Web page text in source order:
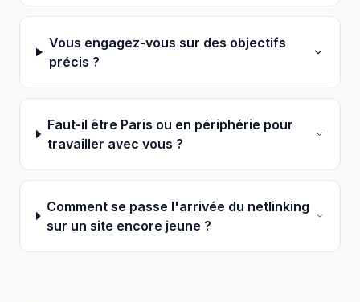
Vous engagez-vous sur des objectifs
précis ?
Faut-il être Paris ou en périphérie pour
travailler avec vous ?
Comment se passe l'arrivée du netlinking
sur un site encore jeune ?